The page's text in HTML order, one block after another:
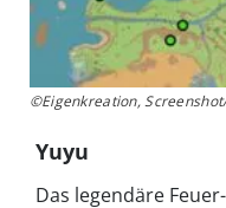
©Eigenkreation,
Yuyu
Das legendäre